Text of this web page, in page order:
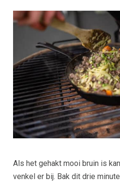
Als het gehakt mooi bruin is
venkel er bij. Bak dit drie